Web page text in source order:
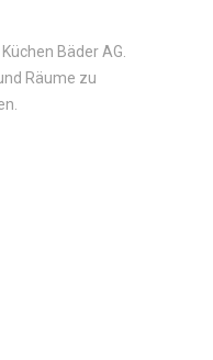
Bäder AG.
Räume zu